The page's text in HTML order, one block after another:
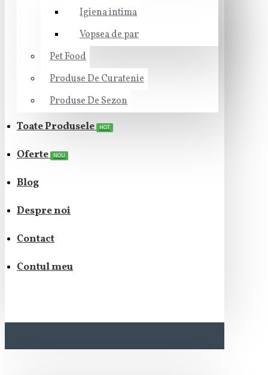
Igiena intima
Vopsea de par
Pet Food
Produse De Curatenie
Produse De Sezon
Toate Produsele HOT
Oferte NOU
Blog
Despre noi
Contact
Contul meu